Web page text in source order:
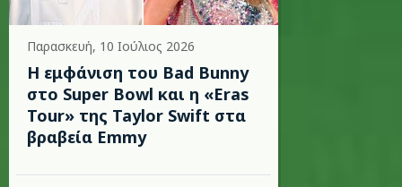
Παρασκευή, 10 Ιούλιος 2026
Η εμφάνιση του Bad Bunny
στο Super Bowl και η «Eras
Tour» της Taylor Swift στα
βραβεία Emmy